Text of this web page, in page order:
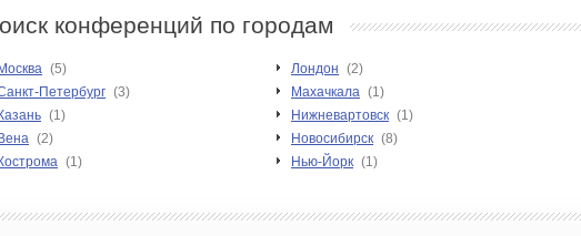
конференций по городам
Москва (5)
Петербург (3)
Казань (1)
Вена (2)
Кострома (1)
Лондон (2)
Махачкала (1)
Нижневартовск (1)
Новосибирск (8)
Нью-Йорк (1)